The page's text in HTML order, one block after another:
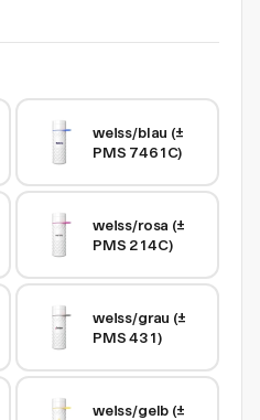
weiss/blau (±
PMS 7461C)
weiss/rosa (±
PMS 214C)
weiss/grau (±
PMS 431)
weiss/gelb (±